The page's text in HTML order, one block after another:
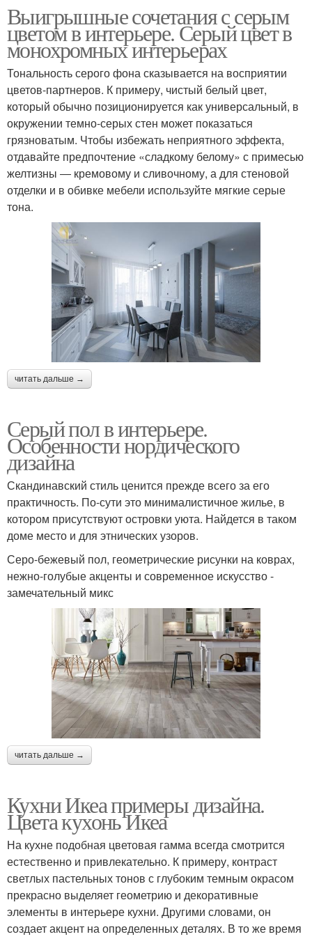
Выигрышные сочетания с серым
цветом в интерьере. Серый цвет в
монохромных интерьерах
Тональность серого фона сказывается на восприятии
цветов-партнеров. К примеру, чистый белый цвет,
который обычно позиционируется как универсальный, в
окружении темно-серых стен может показаться
грязноватым. Чтобы избежать неприятного эффекта,
отдавайте предпочтение «сладкому белому» с примесью
желтизны ― кремовому и сливочному, а для стеновой
отделки и в обивке мебели используйте мягкие серые
тона.
читать дальше →
Серый пол в интерьере.
Особенности нордического
дизайна
Скандинавский стиль ценится прежде всего за его
практичность. По-сути это минималистичное жилье, в
котором присутствуют островки уюта. Найдется в таком
доме место и для этнических узоров.
Серо-бежевый пол, геометрические рисунки на коврах,
нежно-голубые акценты и современное искусство -
замечательный микс
читать дальше →
Кухни Икеа примеры дизайна.
Цвета кухонь Икеа
На кухне подобная цветовая гамма всегда смотрится
естественно и привлекательно. К примеру, контраст
светлых пастельных тонов с глубоким темным окрасом
прекрасно выделяет геометрию и декоративные
элементы в интерьере кухни. Другими словами, он
создает акцент на определенных деталях. В то же время